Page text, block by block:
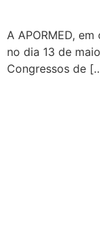
A APORMED,
no dia 13 de
Congressos de